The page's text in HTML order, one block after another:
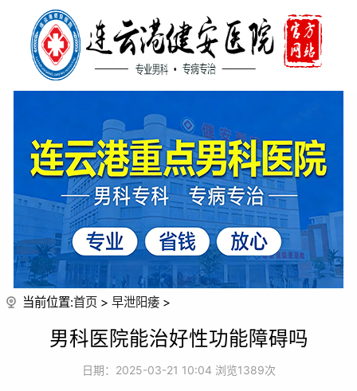
当前位置:首页 > 早泄阳痿 >
男科医院能治好性功能障碍吗
日期：2025-03-21 10:04 浏览1389次